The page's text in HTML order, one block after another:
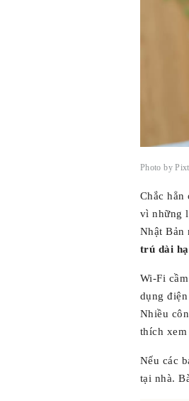
Photo by
Chắc
vì những
Nhật Bản
trú dài
Wi-Fi
dụng
Nhiều
thích
Nếu các
tại nhà.